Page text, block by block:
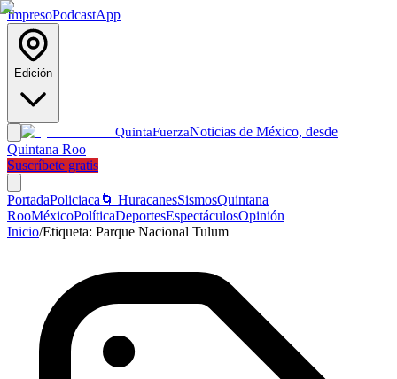
ImpresoPodcastApp
Edición
QuintaFuerzaNoticias de México, desde
Quintana Roo
Suscríbete gratis
PortadaPoliciaca 🌀 HuracanesSismosQuintana
RooMéxicoPolíticaDeportesEspectáculosOpinión
Inicio/Etiqueta: Parque Nacional Tulum